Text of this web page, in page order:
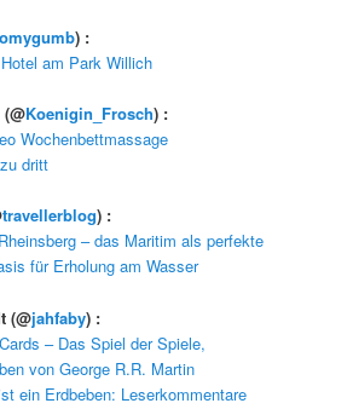
) :
am Park Willich
(@Koenigin_Frosch) :
Wochenbettmassage
dritt
travellerblog) :
– das Maritim als perfekte
für Erholung am Wasser
(@jahfaby) :
– Das Spiel der Spiele,
von George R.R. Martin
ein Erdbeben: Leserkommentare